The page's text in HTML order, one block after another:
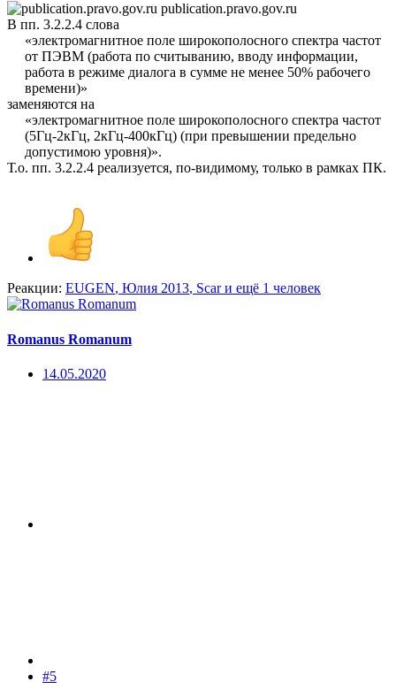
publication.pravo.gov.ru
В пп. 3.2.2.4 слова
«электромагнитное поле широкополосного спектра частот
от ПЭВМ (работа по считыванию, вводу информации,
работа в режиме диалога в сумме не менее 50% рабочего
времени)»​
заменяются на
«электромагнитное поле широкополосного спектра частот
(5Гц-2кГц, 2кГц-400кГц) (при превышении предельно
допустимою уровня)».​
Т.о. пп. 3.2.2.4 реализуется, по-видимому, только в рамках ПК.
Реакции: EUGEN, Юлия 2013, Scarи ещё 1 человек
Romanus Romanum
14.05.2020
#5